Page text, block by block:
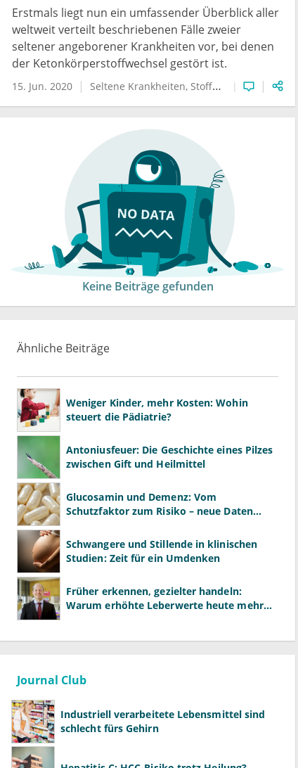
Erstmals liegt nun ein umfassender Überblick aller
weltweit verteilt beschriebenen Fälle zweier
seltener angeborener Krankheiten vor, bei denen
der Ketonkörperstoffwechsel gestört ist.
15. Jun. 2020 Seltene Krankheiten Stoffwechsel und Verdauungssystem
Keine Beiträge gefunden
Ähnliche Beiträge
Weniger Kinder, mehr Kosten: Wohin
steuert die Pädiatrie?
Antoniusfeuer: Die Geschichte eines Pilzes
zwischen Gift und Heilmittel
Glucosamin und Demenz: Vom
Schutzfaktor zum Risiko – neue Daten
Schwangere und Stillende in klinischen
Studien: Zeit für ein Umdenken
Früher erkennen, gezielter handeln:
Warum erhöhte Leberwerte heute mehr
Journal Club
Industriell verarbeitete Lebensmittel sind
schlecht fürs Gehirn